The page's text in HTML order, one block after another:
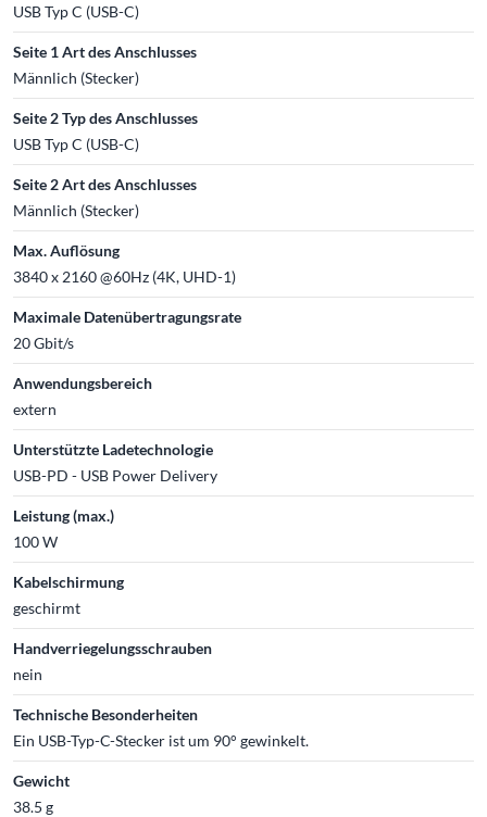
USB Typ C (USB-C)
Seite 1 Art des Anschlusses
Männlich (Stecker)
Seite 2 Typ des Anschlusses
USB Typ C (USB-C)
Seite 2 Art des Anschlusses
Männlich (Stecker)
Max. Auflösung
3840 x 2160 @60Hz (4K, UHD-1)
Maximale Datenübertragungsrate
20 Gbit/s
Anwendungsbereich
extern
Unterstützte Ladetechnologie
USB-PD - USB Power Delivery
Leistung (max.)
100 W
Kabelschirmung
geschirmt
Handverriegelungsschrauben
nein
Technische Besonderheiten
Ein USB-Typ-C-Stecker ist um 90° gewinkelt.
Gewicht
38.5 g